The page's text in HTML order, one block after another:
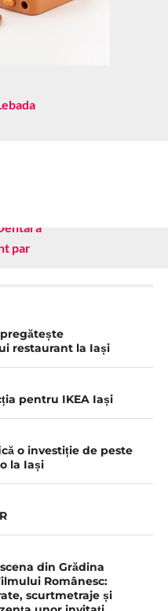
restaurant la Iași
pentru IKEA Iași
o investiție de peste
la Iași
din Grădina
Românesc:
scurtmetraje și